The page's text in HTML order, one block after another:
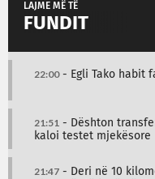
LAJME MË TË
FUNDIT
22:00- Egli Tako habit
21:51 - Dështon
kaloi testet mjekësore
21:47 - Deri në 10